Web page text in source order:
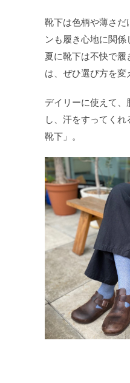
靴下は色柄や薄さだ
ンも履き心地に関係
夏に靴下は不快で
は、ぜひ選び方を変
デイリーに使えて、
し、汗をすってく
靴下」。